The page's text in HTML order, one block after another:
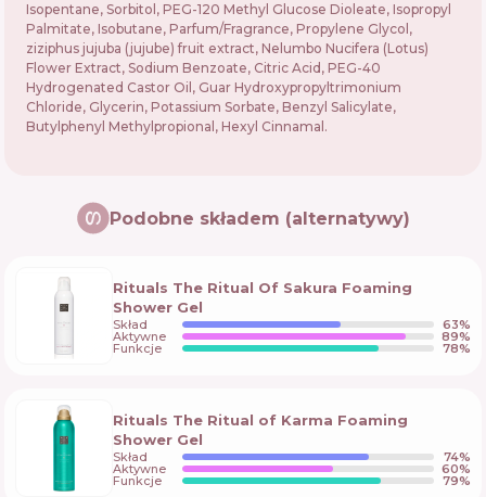
Isopentane, Sorbitol, PEG-120 Methyl Glucose Dioleate, Isopropyl
Palmitate, Isobutane, Parfum/Fragrance, Propylene Glycol,
ziziphus jujuba (jujube) fruit extract, Nelumbo Nucifera (Lotus)
Flower Extract, Sodium Benzoate, Citric Acid, PEG-40
Hydrogenated Castor Oil, Guar Hydroxypropyltrimonium
Chloride, Glycerin, Potassium Sorbate, Benzyl Salicylate,
Butylphenyl Methylpropional, Hexyl Cinnamal.
Podobne składem (alternatywy)
Rituals The Ritual Of Sakura Foaming
Shower Gel
Skład 63%
Aktywne 89%
Funkcje 78%
Rituals The Ritual of Karma Foaming
Shower Gel
Skład 74%
Aktywne 60%
Funkcje 79%